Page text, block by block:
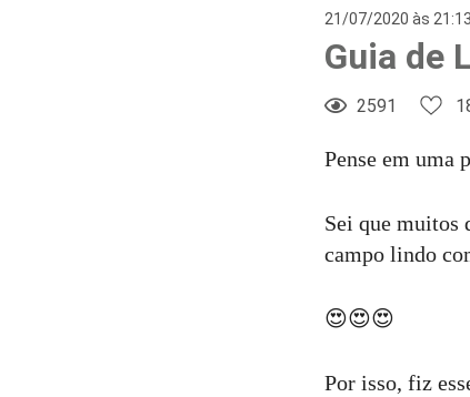
21/07/2020 às 21:13
Guia de
2591
Pense em uma
Sei que muitos
campo lindo
😍😍😍
Por isso, fiz